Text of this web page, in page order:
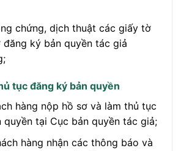
chứng, dịch thuật các giấy tờ
đăng ký bản quyền tác giả
tục đăng ký bản quyền
hàng nộp hồ sơ và làm thủ tục
quyền tại Cục bản quyền tác giả;
hàng nhận các thông báo và